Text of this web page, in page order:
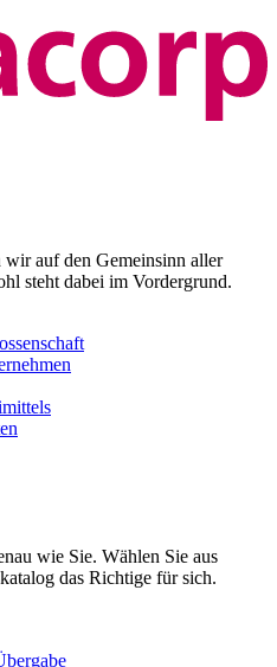
wir auf den Gemeinsinn aller
steht dabei im Vordergrund.
wie Sie. Wählen Sie aus
das Richtige für sich.